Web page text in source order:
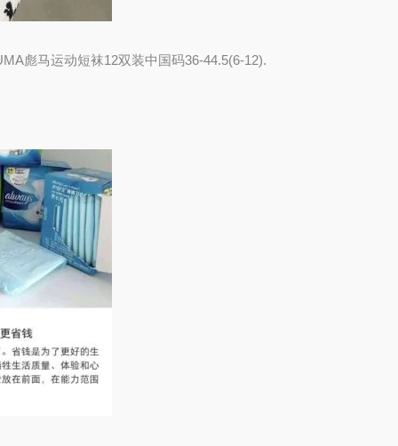
彪马运动短袜12双装中国码36-44.5(6-12).